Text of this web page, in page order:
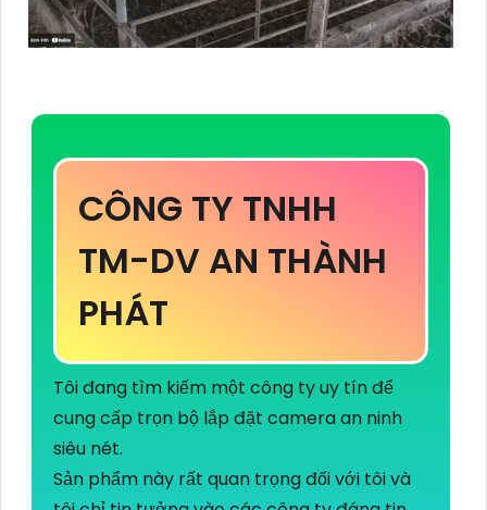
CÔNG TY TNHH
TM-DV AN THÀNH
PHÁT
Tôi đang tìm kiếm một công ty uy tín để
cung cấp trọn bộ lắp đặt camera an ninh
siêu nét.
Sản phẩm này rất quan trọng đối với tôi và